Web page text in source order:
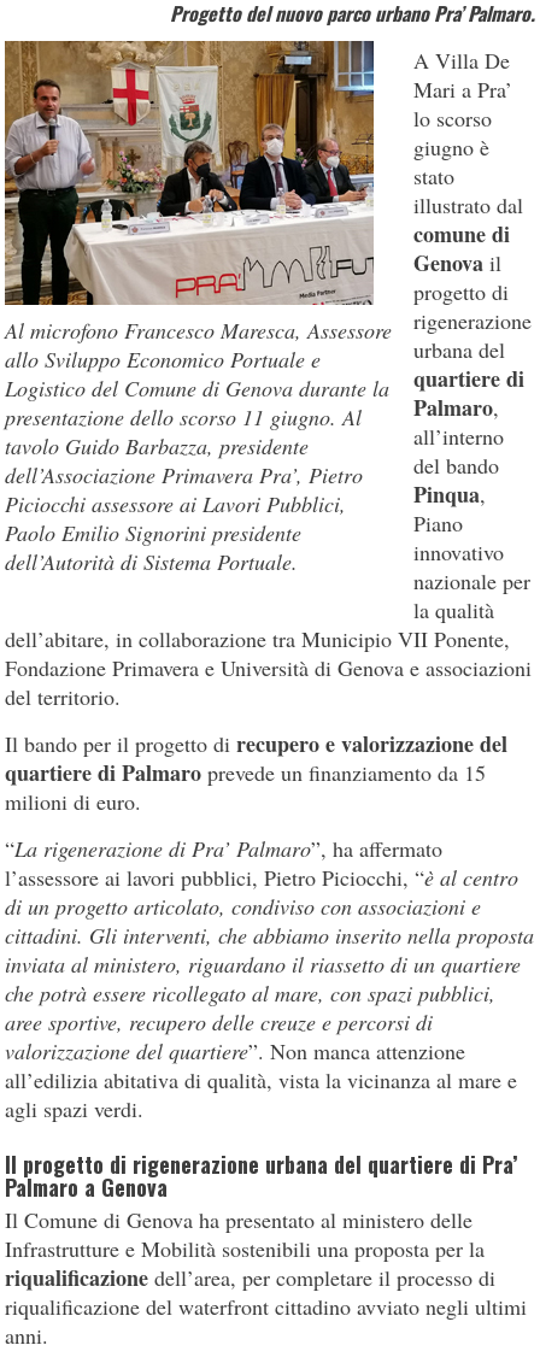
Progetto del nuovo parco urbano Pra’ Palmaro.
Al microfono Francesco Maresca, Assessore
allo Sviluppo Economico Portuale e
Logistico del Comune di Genova durante la
presentazione dello scorso 11 giugno. Al
tavolo Guido Barbazza, presidente
dell’Associazione Primavera Pra’, Pietro
Piciocchi assessore ai Lavori Pubblici,
Paolo Emilio Signorini presidente
dell’Autorità di Sistema Portuale.
A Villa De
Mari a Pra’
lo scorso
giugno è
stato
illustrato dal
comune di
Genova il
progetto di
rigenerazione
urbana del
quartiere di
Palmaro,
all’interno
del bando
Pinqua,
Piano
innovativo
nazionale per
la qualità
dell’abitare, in collaborazione tra Municipio VII Ponente,
Fondazione Primavera e Università di Genova e associazioni
del territorio.
Il bando per il progetto direcupero e valorizzazione del
quartiere di Palmaro prevede un finanziamento da 15
milioni di euro.
“La rigenerazione di Pra’ Palmaro”, ha affermato
l’assessore ai lavori pubblici, Pietro Piciocchi, “è al centro
di un progetto articolato, condiviso con associazioni e
cittadini. Gli interventi, che abbiamo inserito nella proposta
inviata al ministero, riguardano il riassetto di un quartiere
che potrà essere ricollegato al mare, con spazi pubblici,
aree sportive, recupero delle creuze e percorsi di
valorizzazione del quartiere”. Non manca attenzione
all’edilizia abitativa di qualità, vista la vicinanza al mare e
agli spazi verdi.
Il progetto di rigenerazione urbana del quartiere di Pra’
Palmaro a Genova
Il Comune di Genova ha presentato al ministero delle
Infrastrutture e Mobilità sostenibili una proposta per la
riqualificazione dell’area, per completare il processo di
riqualificazione del waterfront cittadino avviato negli ultimi
anni.